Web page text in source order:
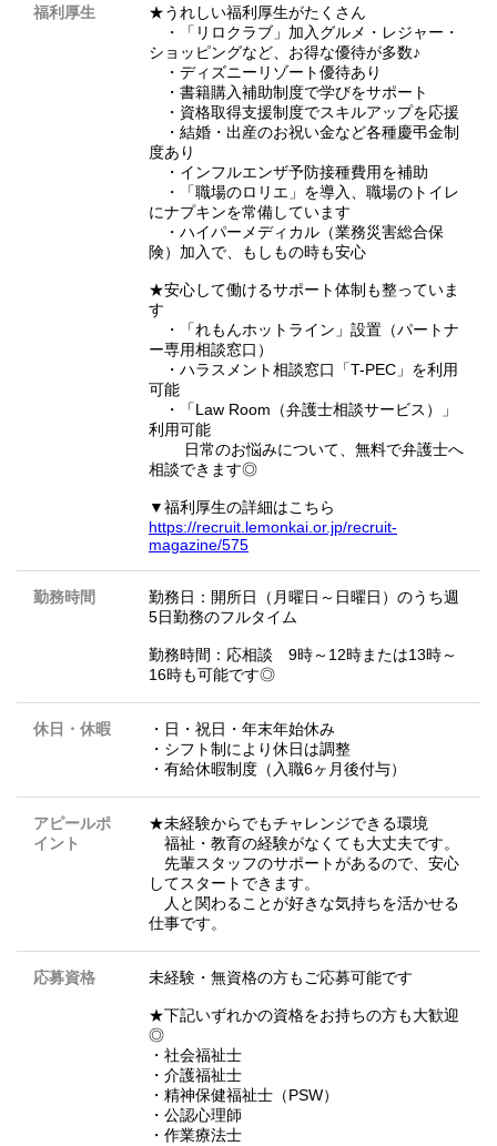
福利厚生
★うれしい福利厚生がたくさん
・「リロクラブ」加入グルメ・レジャー・
ショッピングなど、お得な優待が多数♪
・ディズニーリゾート優待あり
・書籍購入補助制度で学びをサポート
・資格取得支援制度でスキルアップを応援
・結婚・出産のお祝い金など各種慶弔金制
度あり
・インフルエンザ予防接種費用を補助
・「職場のロリエ」を導入、職場のトイレ
にナプキンを常備しています
・ハイパーメディカル（業務災害総合保
険）加入で、もしもの時も安心
★安心して働けるサポート体制も整っていま
す
・「れもんホットライン」設置（パートナ
ー専用相談窓口）
・ハラスメント相談窓口「T-PEC」を利用
可能
・「Law Room（弁護士相談サービス）」
利用可能
日常のお悩みについて、無料で弁護士へ
相談できます◎
▼福利厚生の詳細はこちら
https://recruit.lemonkai.or.jp/recruit-
magazine/575
勤務時間
勤務日：開所日（月曜日～日曜日）のうち週
5日勤務のフルタイム
勤務時間：応相談 9時～12時または13時～
16時も可能です◎
休日・休暇
・日・祝日・年末年始休み
・シフト制により休日は調整
・有給休暇制度（入職6ヶ月後付与）
アピールポ
イント
★未経験からでもチャレンジできる環境
福祉・教育の経験がなくても大丈夫です。
先輩スタッフのサポートがあるので、安心
してスタートできます。
人と関わることが好きな気持ちを活かせる
仕事です。
応募資格 未経験・無資格の方もご応募可能です
★下記いずれかの資格をお持ちの方も大歓迎
◎
・社会福祉士
・介護福祉士
・精神保健福祉士（PSW）
・公認心理師
・作業療法士